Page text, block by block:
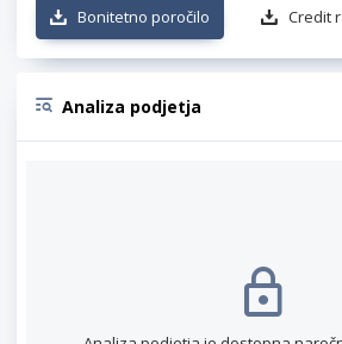
Bonitetno poročilo Credit
Analiza podjetja